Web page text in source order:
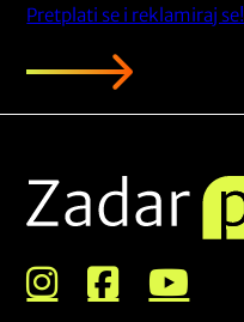
Pretplati se i reklamiraj se!